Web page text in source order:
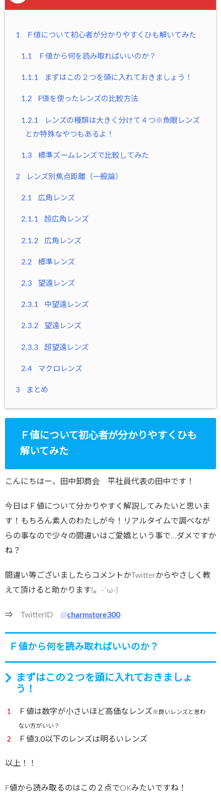
1 Ｆ値について初心者が分かりやすくひも解いてみた
1.1 Ｆ値から何を読み取ればいいのか？
1.1.1 まずはこの２つを頭に入れておきましょう！
1.2 F値を使ったレンズの比較方法
1.2.1
レンズの種類は大きく分けて４つ※魚眼レンズ
とか特殊なやつもあるよ！
1.3 標準ズームレンズで比較してみた
2 レンズ別焦点距離（一般論）
2.1 広角レンズ
2.1.1 超広角レンズ
2.1.2 広角レンズ
2.2 標準レンズ
2.3 望遠レンズ
2.3.1 中望遠レンズ
2.3.2 望遠レンズ
2.3.3 超望遠レンズ
2.4 マクロレンズ
3 まとめ
Ｆ値について初心者が分かりやすくひも
解いてみた
こんにちはー、田中卸商会 平社員代表の田中です！
今日はＦ値について分かりやすく解説してみたいと思いま
す！もちろん素人のわたしが今！リアルタイムで調べなが
らの事なので少々の間違いはご愛嬌という事で…ダメですか
ね？
間違い等ございましたらコメントかTwitterからやさしく教
えて頂けると助かります(。-`ω-)
⇒ TwitterID @charmstore300
Ｆ値から何を読み取ればいいのか？
まずはこの２つを頭に入れておきましょ
う！
Ｆ値は数字が小さいほど高価なレンズ ※良いレンズと思わ
ない方がいい？
Ｆ値3.0以下のレンズは明るいレンズ
以上！！
F値から読み取るのはこの２点でOKみたいですね！